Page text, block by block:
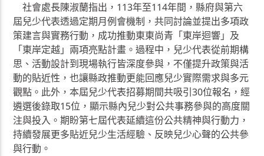
社會處長陳淑蘭指出，113年至114年間，縣府與第六
屆兒少代表透過定期月例會機制，共同討論並提出多項政
策建言與實務行動，成功推動東東尚青「東岸迴響」及
「東岸定越」兩項亮點計畫。過程中，兒少代表從前期構
思、活動設計到現場執行皆深度參與，不僅提升政策與活
動的貼近性，也讓縣政推動更能回應兒少實際需求與多元
觀點。此外，本屆兒少代表招募期間共吸引30位報名，經
遴選後錄取15位，顯示縣內兒少對公共事務參與的高度關
注與投入。期盼第七屆代表延續這份公共精神與行動力，
持續發展更多貼近兒少生活經驗、反映兒少心聲的公共參
與行動。